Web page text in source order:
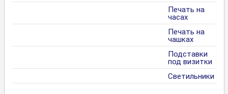
Печать на
часах
Печать на
чашках
Подставки
под визитки
Светильники